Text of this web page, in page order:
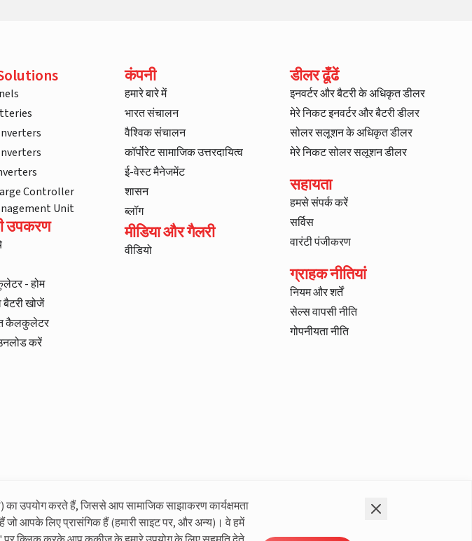
Controller
Unit
उपकरण
- होम
बैटरी खोजें
कैलकुलेटर
करें
कंपनी
हमारे बारे में
भारत संचालन
वैश्विक संचालन
कॉर्पोरेट सामाजिक उत्तरदायित्व
ई-वेस्ट मैनेजमेंट
शासन
ब्लॉग
मीडिया और गैलरी
वीडियो
डीलर ढूँढें
इनवर्टर और बैटरी के अधिकृत डीलर
मेरे निकट इनवर्टर और बैटरी डीलर
सोलर सलूशन के अधिकृत डीलर
मेरे निकट सोलर सलूशन डीलर
सहायता
हमसे संपर्क करें
सर्विस
वारंटी पंजीकरण
ग्राहक नीतियां
नियम और शर्तें
सेल्स वापसी नीति
गोपनीयता नीति
जानकारी
उपयोग करते हैं, जिससे आप सामाजिक साझाकरण कार्यक्षमता
आपके लिए प्रासंगिक हैं (हमारी साइट पर, और अन्य)। वे हमें